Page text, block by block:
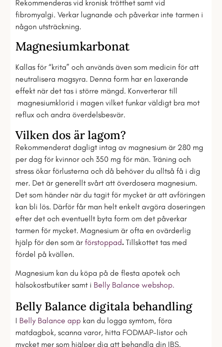
Rekommenderas vid kronisk trötthet samt vid
fibromyalgi. Verkar lugnande och påverkar inte tarmen i
någon utsträckning.
Magnesiumkarbonat
Kallas för “krita” och används även som medicin för att
neutralisera magsyra. Denna form har en laxerande
effekt när det tas i större mängd. Konverterar till
magnesiumklorid i magen vilket funkar väldigt bra mot
reflux och andra överdelsbesvär.
Vilken dos är lagom?
Rekommenderat dagligt intag av magnesium är 280 mg
per dag för kvinnor och 350 mg för män. Träning och
stress ökar förlusterna och då behöver du alltså få i dig
mer. Det är generellt svårt att överdosera magnesium.
Det som händer när du tagit för mycket är att avföringen
kan bli lös. Därför får man helt enkelt avgöra doseringen
efter det och eventuellt byta form om det påverkar
tarmen för mycket. Magnesium är ofta en ovärderlig
hjälp för den som är förstoppad. Tillskottet tas med
fördel på kvällen.
Magnesium kan du köpa på de flesta apotek och
hälsokostbutiker samt i Belly Balance webshop.
Belly Balance digitala behandling
I Belly Balance app kan du logga symtom, föra
matdagbok, scanna varor, hitta FODMAP-listor och
mycket mer som hjälper dig att behandla din IBS.